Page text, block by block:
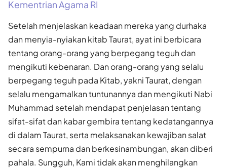
Kementrian Agama RI
Setelah menjelaskan keadaan mereka yang durhaka
dan menyia-nyiakan kitab Taurat, ayat ini berbicara
tentang orang-orang yang berpegang teguh dan
mengikuti kebenaran. Dan orang-orang yang selalu
berpegang teguh pada Kitab, yakni Taurat, dengan
selalu mengamalkan tuntunannya dan mengikuti Nabi
Muhammad setelah mendapat penjelasan tentang
sifat-sifat dan kabar gembira tentang kedatangannya
di dalam Taurat, serta melaksanakan kewajiban salat
secara sempurna dan berkesinambungan, akan diberi
pahala. Sungguh, Kami tidak akan menghilangkan